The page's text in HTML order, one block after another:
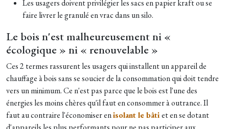
Les usagers doivent privilégier les sacs en papier kraft ou se
faire livrer le granulé en vrac dans un silo.
Le bois n'est malheureusement ni «
écologique » ni « renouvelable »
Ces 2 termes rassurent les usagers qui installent un appareil de
chauffage à bois sans se soucier de la consommation qui doit tendre
vers un minimum. Ce n'est pas parce que le bois est l'une des
énergies les moins chères qu'il faut en consommer à outrance. Il
faut au contraire l'économiser enisolant le bâtiet en se dotant